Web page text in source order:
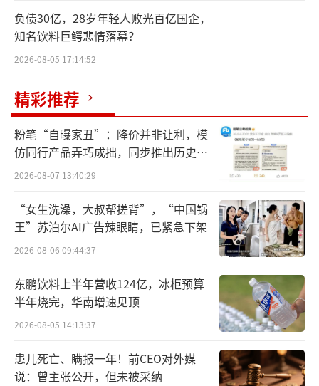
力，亦消除了拖尾效应，因而能够突破螺旋CT
据纳米维景透露，旗下第一代静态CT“复
眼24”的最薄扫描层厚已达0.165mm并具备各
向同性，大幅度提升了空间分辨能力。
负债30亿，28岁年轻人败光百亿国企，
知名饮料巨鳄悲情落幕？
2026-08-05 17:14:52
精彩推荐
粉笔“自曝家丑”：降价并非让利，模
仿同行产品弄巧成拙，同步推出历史学
员退费方案
2026-08-07 13:40:29
“女生洗澡，大叔帮搓背”，“中国锅
王”苏泊尔AI广告辣眼睛，已紧急下架
2026-08-06 09:44:37
东鹏饮料上半年营收124亿，冰柜预算
半年烧完，华南增速见顶
2026-08-05 14:13:37
患儿死亡、瞒报一年！前CEO对外媒
说：曾主张公开，但未被采纳